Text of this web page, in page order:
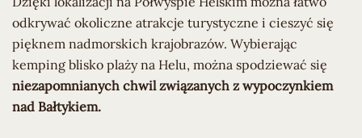
odkrywać okoliczne atrakcje turystyczne i cieszyć się
pięknem nadmorskich krajobrazów. Wybierając
kemping blisko plaży na Helu, można spodziewać się
niezapomnianych chwil związanych z wypoczynkiem
nad Bałtykiem.